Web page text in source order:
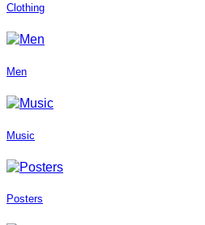
Clothing
Men
Music
Posters